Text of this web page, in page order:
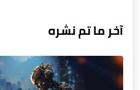
آخر ما تم نشره